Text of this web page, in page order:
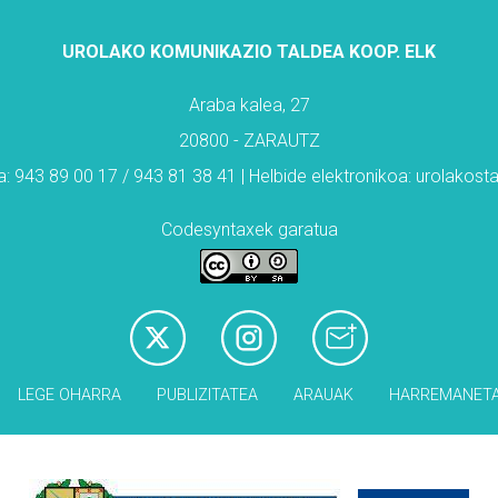
UROLAKO KOMUNIKAZIO TALDEA KOOP. ELK
Araba kalea, 27
20800 - ZARAUTZ
943 89 00 17 / 943 81 38 41 | Helbide elektronikoa:
Codesyntaxek garatua
LEGE OHARRA PUBLIZITATEA ARAUAK